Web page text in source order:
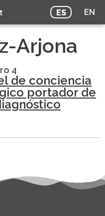
ES EN
Arjona
4
de conciencia
portador de